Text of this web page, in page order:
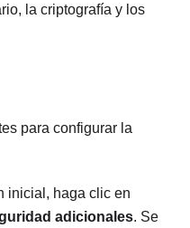
la criptografía y los
para configurar la
inicial, haga clic en
adicionales. Se